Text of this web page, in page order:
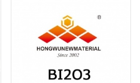
nano alfa bi2o3 bismuto (iii)
ossido è ampiamente usato nella
produzione di componenti
in ceramica dielettrica.